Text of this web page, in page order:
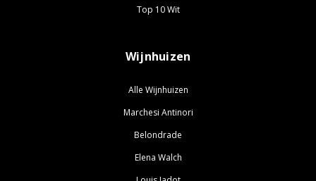
Top 10 Wit
Wijnhuizen
Alle Wijnhuizen
Marchesi Antinori
Belondrade
Elena Walch